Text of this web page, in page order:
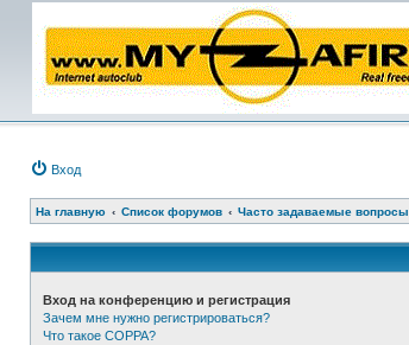
Вход
На главную Список форумов Часто задаваемые вопросы
Вход на конференцию и регистрация
Зачем мне нужно регистрироваться?
Что такое COPPA?